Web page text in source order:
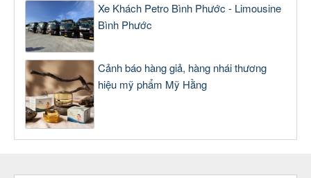
Xe Khách Petro Bình Phước - Limousine
Bình Phước
Cảnh báo hàng giả, hàng nhái thương
hiệu mỹ phẩm Mỹ Hằng